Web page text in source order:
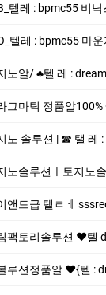
텔레 : bpmc55 비닉
텔레 : bpmc55 마
노알/ ♣텔 레 :
그마틱 정품알
노 솔루션 | ☎ 탤 레
노솔루션ㅣ토지노솔
앤드급 탤ㄹㅔ sssreo
팩토리솔루션 ❤️텔
루션정품알 ❤️{텔 :